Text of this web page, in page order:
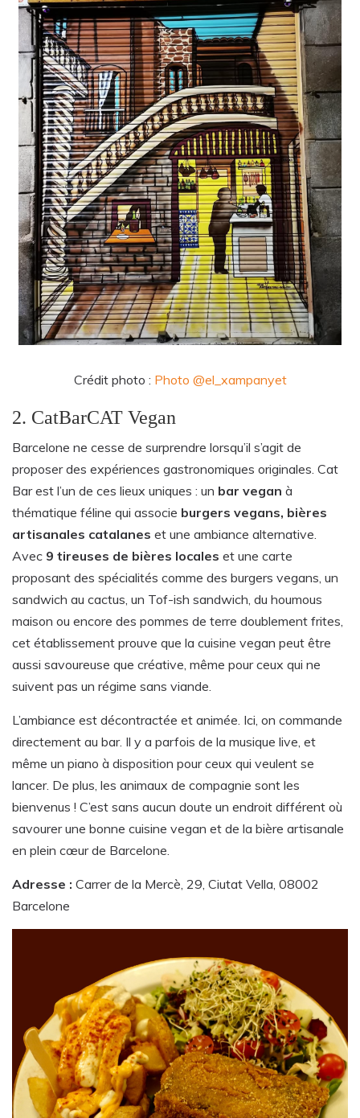
Crédit photo : Photo @el_xampanyet
2. CatBarCAT Vegan
Barcelone ne cesse de surprendre lorsqu’il s’agit de
proposer des expériences gastronomiques originales. Cat
Bar est l’un de ces lieux uniques : un bar vegan à
thématique féline qui associe burgers vegans, bières
artisanales catalanes et une ambiance alternative.
Avec 9 tireuses de bières locales et une carte
proposant des spécialités comme des burgers vegans, un
sandwich au cactus, un Tof-ish sandwich, du houmous
maison ou encore des pommes de terre doublement frites,
cet établissement prouve que la cuisine vegan peut être
aussi savoureuse que créative, même pour ceux qui ne
suivent pas un régime sans viande.
L’ambiance est décontractée et animée. Ici, on commande
directement au bar. Il y a parfois de la musique live, et
même un piano à disposition pour ceux qui veulent se
lancer. De plus, les animaux de compagnie sont les
bienvenus ! C’est sans aucun doute un endroit différent où
savourer une bonne cuisine vegan et de la bière artisanale
en plein cœur de Barcelone.
Adresse : Carrer de la Mercè, 29, Ciutat Vella, 08002
Barcelone